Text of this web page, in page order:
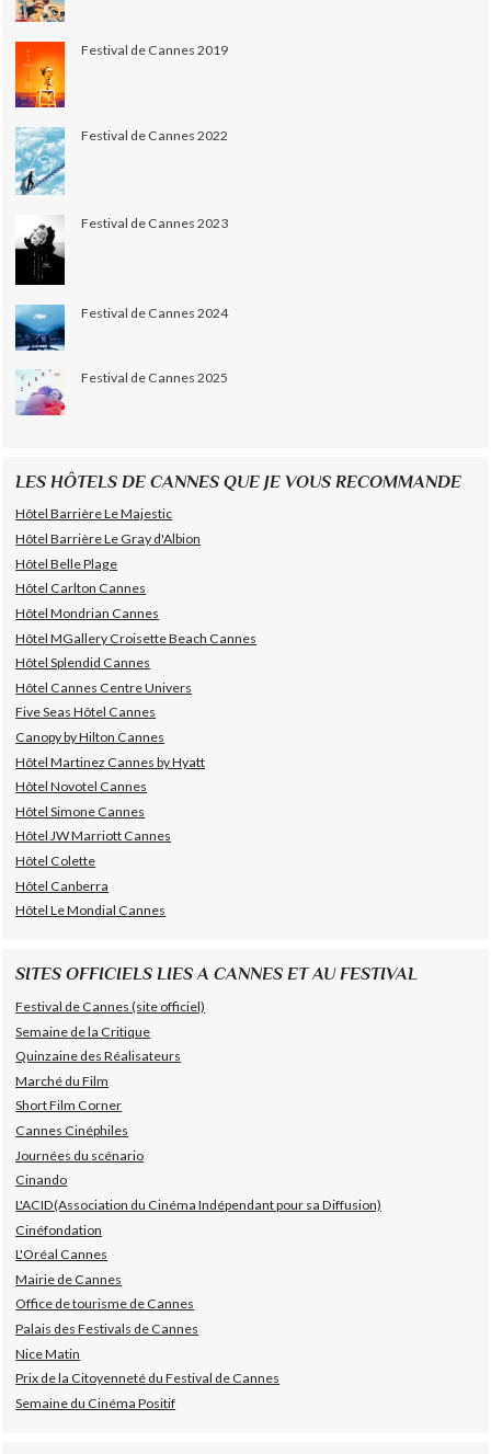
Festival de Cannes 2019
Festival de Cannes 2022
Festival de Cannes 2023
Festival de Cannes 2024
Festival de Cannes 2025
LES HÔTELS DE CANNES QUE JE VOUS RECOMMANDE
Hôtel Barrière Le Majestic
Hôtel Barrière Le Gray d'Albion
Hôtel Belle Plage
Hôtel Carlton Cannes
Hôtel Mondrian Cannes
Hôtel MGallery Croisette Beach Cannes
Hôtel Splendid Cannes
Hôtel Cannes Centre Univers
Five Seas Hôtel Cannes
Canopy by Hilton Cannes
Hôtel Martinez Cannes by Hyatt
Hôtel Novotel Cannes
Hôtel Simone Cannes
Hôtel JW Marriott Cannes
Hôtel Colette
Hôtel Canberra
Hôtel Le Mondial Cannes
SITES OFFICIELS LIES A CANNES ET AU FESTIVAL
Festival de Cannes (site officiel)
Semaine de la Critique
Quinzaine des Réalisateurs
Marché du Film
Short Film Corner
Cannes Cinéphiles
Journées du scénario
Cinando
L'ACID(Association du Cinéma Indépendant pour sa Diffusion)
Cinéfondation
L'Oréal Cannes
Mairie de Cannes
Office de tourisme de Cannes
Palais des Festivals de Cannes
Nice Matin
Prix de la Citoyenneté du Festival de Cannes
Semaine du Cinéma Positif